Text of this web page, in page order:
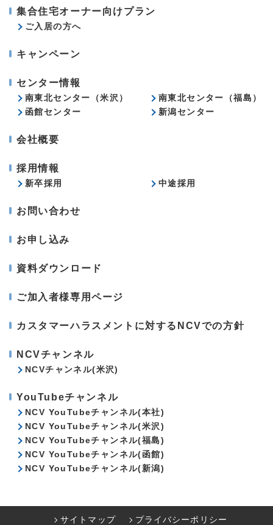
集合住宅オーナー向けプラン
ご入居の方へ
キャンペーン
センター情報
南東北センター（米沢）
南東北センター（福島）
函館センター
新潟センター
会社概要
採用情報
新卒採用 中途採用
お問い合わせ
お申し込み
資料ダウンロード
ご加入者様専用ページ
カスタマーハラスメントに対するNCVでの方針
NCVチャンネル
NCVチャンネル(米沢)
YouTubeチャンネル
NCV YouTubeチャンネル(本社)
NCV YouTubeチャンネル(米沢)
NCV YouTubeチャンネル(福島)
NCV YouTubeチャンネル(函館)
NCV YouTubeチャンネル(新潟)
サイトマップ プライバシーポリシー